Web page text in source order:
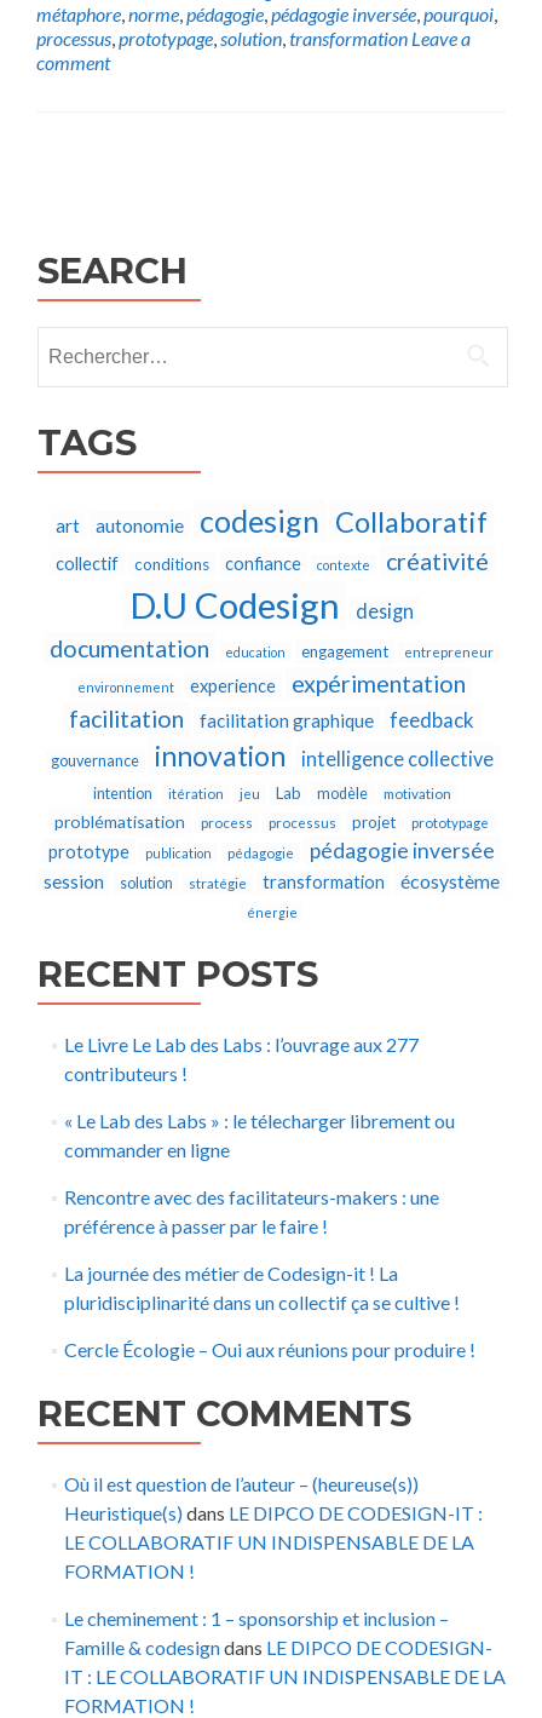
métaphore,norme,pédagogie,pédagogie inversée,pourquoi,
processus,prototypage,solution,transformation Leave a
comment
SEARCH
TAGS
art autonomie codesign Collaboratif
collectif conditions confiance contexte créativité
D.U Codesign design
documentation education engagement entrepreneur
environnement experience
expérimentation
facilitation
facilitation graphique feedback
gouvernance innovation intelligence collective
intention itération jeu Lab modèle motivation
problématisation process processus projet prototypage
prototype publication pédagogie pédagogie inversée
session solution stratégie transformation écosystème
énergie
RECENT POSTS
Le Livre Le Lab des Labs : l’ouvrage aux 277
contributeurs !
« Le Lab des Labs » : le télecharger librement ou
commander en ligne
Rencontre avec des facilitateurs-makers : une
préférence à passer par le faire !
La journée des métier de Codesign-it ! La
pluridisciplinarité dans un collectif ça se cultive !
Cercle Écologie – Oui aux réunions pour produire !
RECENT COMMENTS
Où il est question de l’auteur – (heureuse(s))
Heuristique(s)dans LE DIPCO DE CODESIGN-IT :
LE COLLABORATIF UN INDISPENSABLE DE LA
FORMATION !
Le cheminement : 1 – sponsorship et inclusion –
Famille & codesigndans LE DIPCO DE CODESIGN-
IT : LE COLLABORATIF UN INDISPENSABLE DE LA
FORMATION !